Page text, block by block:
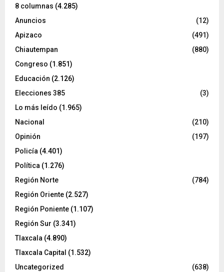
8 columnas (4.285)
Anuncios
(12)
Apizaco
(491)
Chiautempan
(880)
Congreso (1.851)
Educación (2.126)
Elecciones 385
(3)
Lo más leído (1.965)
Nacional
(210)
Opinión
(197)
Policía (4.401)
Política (1.276)
Región Norte
(784)
Región Oriente (2.527)
Región Poniente (1.107)
Región Sur (3.341)
Tlaxcala (4.890)
Tlaxcala Capital (1.532)
Uncategorized
(638)